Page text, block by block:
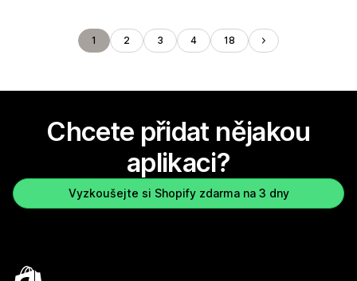
1 2 3 4 18
Chcete přidat nějakou
aplikaci?
Vyzkoušejte si Shopify zdarma na 3 dny